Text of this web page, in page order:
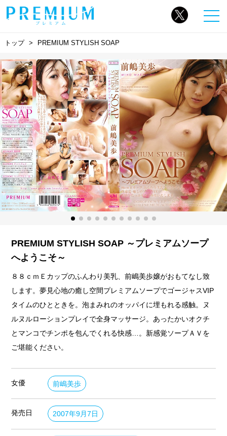
トップ PREMIUM STYLISH SOAP
PREMIUM STYLISH SOAP ～プレミアムソープ
へようこそ～
８８ｃｍＥカップのふんわり美乳、前嶋美歩嬢がおもてなし致
します。夢見心地の癒し空間プレミアムソープでゴージャスVIP
タイムのひとときを。泡まみれのオッパイに埋もれる感触。ヌ
ルヌルローションプレイで全身マッサージ。あったかいオクチ
とマンコでチンポを包んでくれる快感…。新感覚ソープＡＶを
ご堪能ください。
女優 前嶋美歩
発売日 2007年9月7日